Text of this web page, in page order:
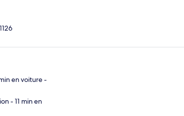
en voiture-
- 11 min en